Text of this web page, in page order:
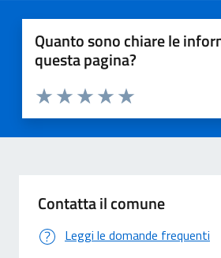
Quanto sono chiare le
questa pagina?
Valuta 5 stelle su 5
Valuta 4 stelle su 5
Valuta 3 stelle su 5
Valuta 2 stelle su 5
Valuta 1 stelle su 5
Contatta il comune
Leggi le domande frequenti